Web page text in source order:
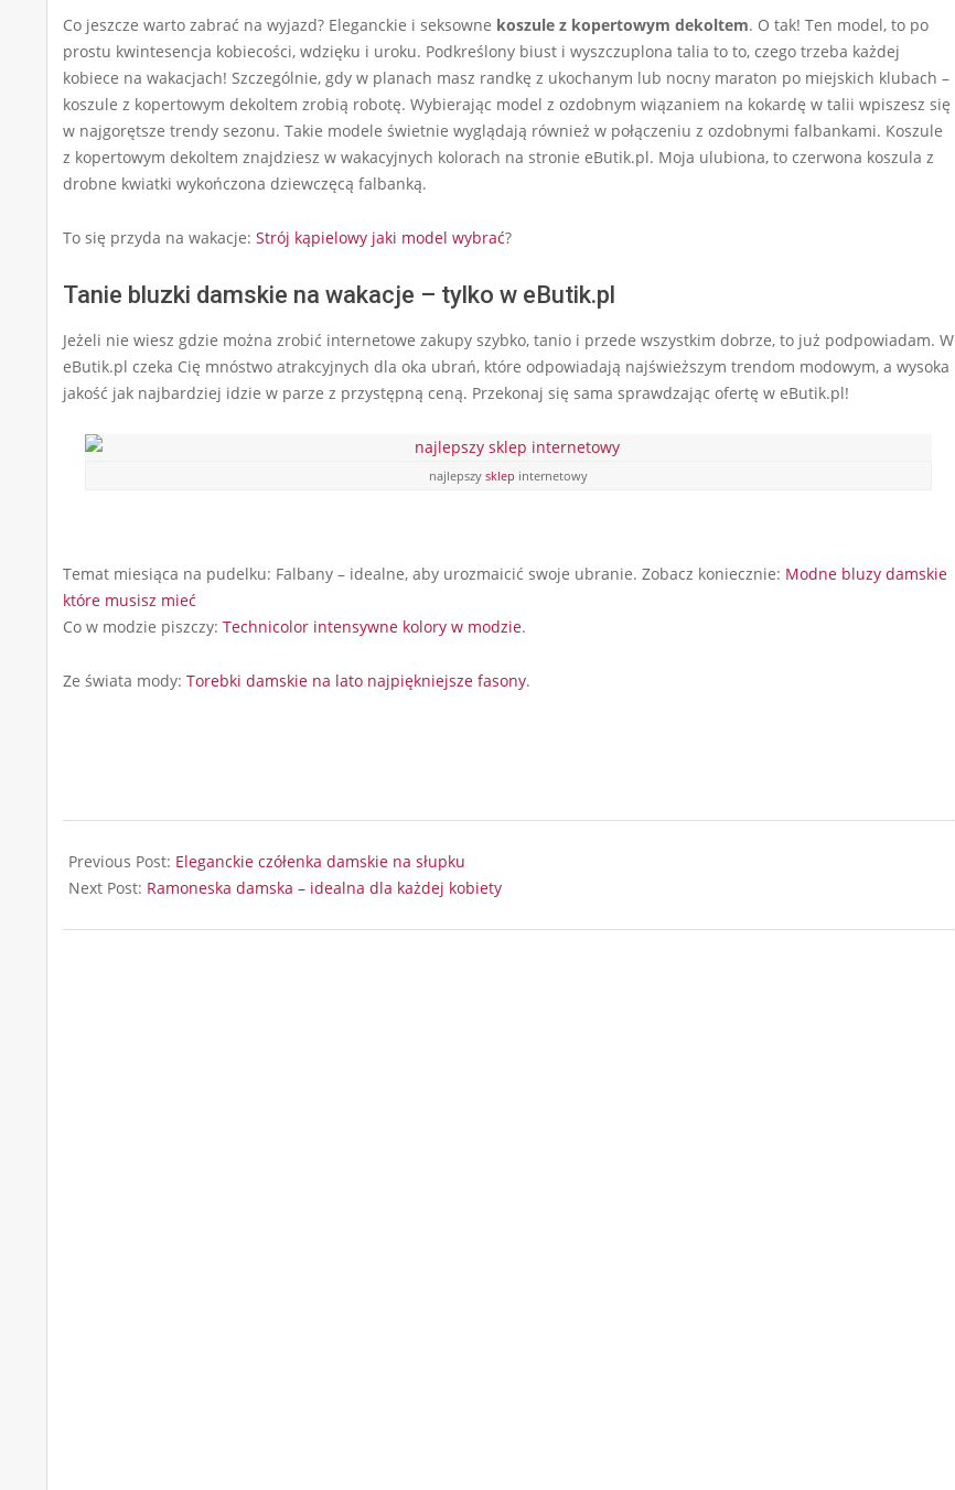
Co jeszcze warto zabrać na wyjazd? Eleganckie i seksowne koszule z kopertowym dekoltem. O tak! Ten model, to po
prostu kwintesencja kobiecości, wdzięku i uroku. Podkreślony biust i wyszczuplona talia to to, czego trzeba każdej
kobiece na wakacjach! Szczególnie, gdy w planach masz randkę z ukochanym lub nocny maraton po miejskich klubach –
koszule z kopertowym dekoltem zrobią robotę. Wybierając model z ozdobnym wiązaniem na kokardę w talii wpiszesz się
w najgorętsze trendy sezonu. Takie modele świetnie wyglądają również w połączeniu z ozdobnymi falbankami. Koszule
z kopertowym dekoltem znajdziesz w wakacyjnych kolorach na stronie eButik.pl. Moja ulubiona, to czerwona koszula z
drobne kwiatki wykończona dziewczęcą falbanką.
To się przyda na wakacje: Strój kąpielowy jaki model wybrać?
Tanie bluzki damskie na wakacje – tylko w eButik.pl
Jeżeli nie wiesz gdzie można zrobić internetowe zakupy szybko, tanio i przede wszystkim dobrze, to już podpowiadam. W
eButik.pl czeka Cię mnóstwo atrakcyjnych dla oka ubrań, które odpowiadają najświeższym trendom modowym, a wysoka
jakość jak najbardziej idzie w parze z przystępną ceną. Przekonaj się sama sprawdzając ofertę w eButik.pl!
najlepszysklep internetowy
Temat miesiąca na pudelku: Falbany – idealne, aby urozmaicić swoje ubranie. Zobacz koniecznie: Modne bluzy damskie
które musisz mieć
Co w modzie piszczy: Technicolor intensywne kolory w modzie.
Ze świata mody: Torebki damskie na lato najpiękniejsze fasony.
07-
10
Previous Post: Eleganckie czółenka damskie na słupku
Next Post: Ramoneska damska – idealna dla każdej kobiety